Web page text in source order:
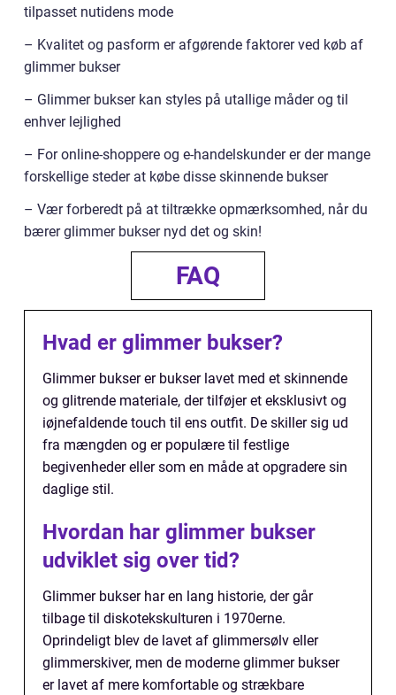
tilpasset nutidens mode
– Kvalitet og pasform er afgørende faktorer ved køb af
glimmer bukser
– Glimmer bukser kan styles på utallige måder og til
enhver lejlighed
– For online-shoppere og e-handelskunder er der mange
forskellige steder at købe disse skinnende bukser
– Vær forberedt på at tiltrække opmærksomhed, når du
bærer glimmer bukser nyd det og skin!
FAQ
Hvad er glimmer bukser?
Glimmer bukser er bukser lavet med et skinnende
og glitrende materiale, der tilføjer et eksklusivt og
iøjnefaldende touch til ens outfit. De skiller sig ud
fra mængden og er populære til festlige
begivenheder eller som en måde at opgradere sin
daglige stil.
Hvordan har glimmer bukser
udviklet sig over tid?
Glimmer bukser har en lang historie, der går
tilbage til diskotekskulturen i 1970erne.
Oprindeligt blev de lavet af glimmersølv eller
glimmerskiver, men de moderne glimmer bukser
er lavet af mere komfortable og strækbare